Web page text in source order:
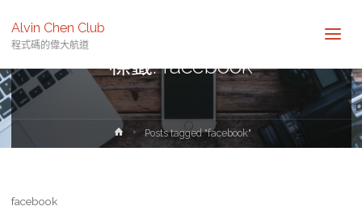
Alvin Chen Club
程式碼的偉大航道
標籤:facebook
HomePosts tagged "facebook"
facebook